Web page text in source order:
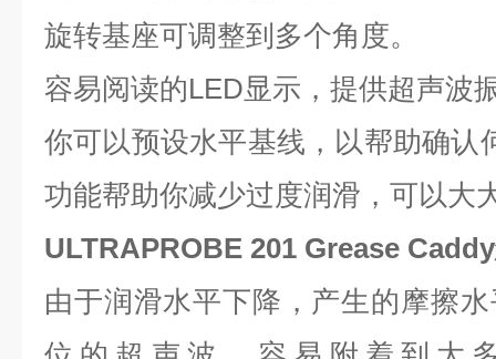
旋转基座可调整到多个角度。
容易阅读的LED显示，提供超声波
你可以预设水平基线，以帮助确认
功能帮助你减少过度润滑，可以大
ULTRAPROBE 201 Grease Caddy
由于润滑水平下降，产生的摩擦